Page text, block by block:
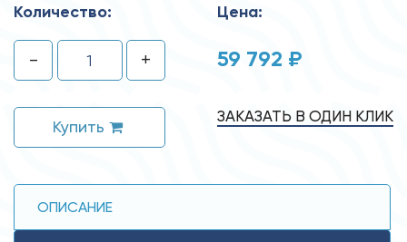
Количество:
- +
Купить
Цена:
59 792 ₽
ЗАКАЗАТЬ В ОДИН КЛИК
ОПИСАНИЕ